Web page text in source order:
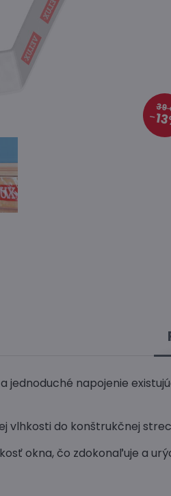
39
jednoduché napojenie
vlhkosti do konštrukčnej
okna, čo zdokonaľuje a